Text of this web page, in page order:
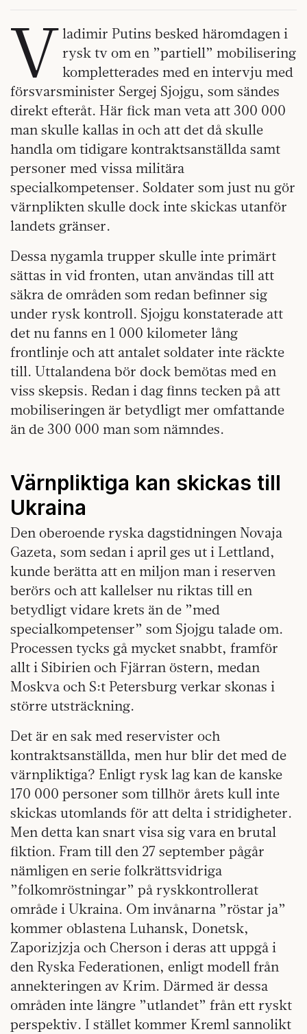
V ladimir Putins besked häromdagen i
rysk tv om en ”partiell” mobilisering
kompletterades med en intervju med
försvarsminister Sergej Sjojgu, som sändes
direkt efteråt. Här fick man veta att 300 000
man skulle kallas in och att det då skulle
handla om tidigare kontraktsanställda samt
personer med vissa militära
specialkompetenser. Soldater som just nu gör
värnplikten skulle dock inte skickas utanför
landets gränser.
Dessa nygamla trupper skulle inte primärt
sättas in vid fronten, utan användas till att
säkra de områden som redan befinner sig
under rysk kontroll. Sjojgu konstaterade att
det nu fanns en 1 000 kilometer lång
frontlinje och att antalet soldater inte räckte
till. Uttalandena bör dock bemötas med en
viss skepsis. Redan i dag finns tecken på att
mobiliseringen är betydligt mer omfattande
än de 300 000 man som nämndes.
Värnpliktiga kan skickas till
Ukraina
Den oberoende ryska dagstidningen Novaja
Gazeta, som sedan i april ges ut i Lettland,
kunde berätta att en miljon man i reserven
berörs och att kallelser nu riktas till en
betydligt vidare krets än de ”med
specialkompetenser” som Sjojgu talade om.
Processen tycks gå mycket snabbt, framför
allt i Sibirien och Fjärran östern, medan
Moskva och S:t Petersburg verkar skonas i
större utsträckning.
Det är en sak med reservister och
kontraktsanställda, men hur blir det med de
värnpliktiga? Enligt rysk lag kan de kanske
170 000 personer som tillhör årets kull inte
skickas utomlands för att delta i stridigheter.
Men detta kan snart visa sig vara en brutal
fiktion. Fram till den 27 september pågår
nämligen en serie folkrättsvidriga
”folkomröstningar” på ryskkontrollerat
område i Ukraina. Om invånarna ”röstar ja”
kommer oblastena Luhansk, Donetsk,
Zaporizjzja och Cherson i deras att uppgå i
den Ryska Federationen, enligt modell från
annekteringen av Krim. Därmed är dessa
områden inte längre ”utlandet” från ett ryskt
perspektiv. I stället kommer Kreml sannolikt